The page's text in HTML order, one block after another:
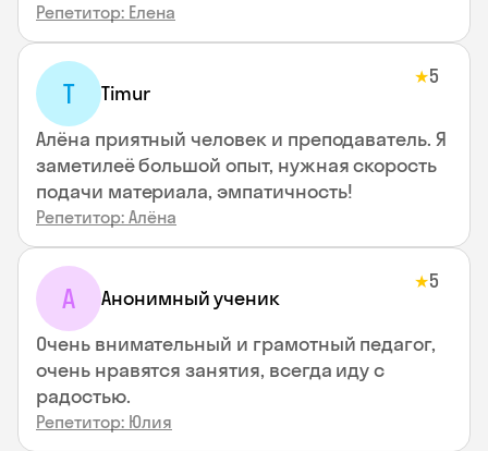
Репетитор: Елена
T Timur
★5
Алёна приятный человек и преподаватель. Я
заметилеё большой опыт, нужная скорость
подачи материала, эмпатичность!
Репетитор: Алёна
А Анонимный ученик
★5
Очень внимательный и грамотный педагог,
очень нравятся занятия, всегда иду с
радостью.
Репетитор: Юлия